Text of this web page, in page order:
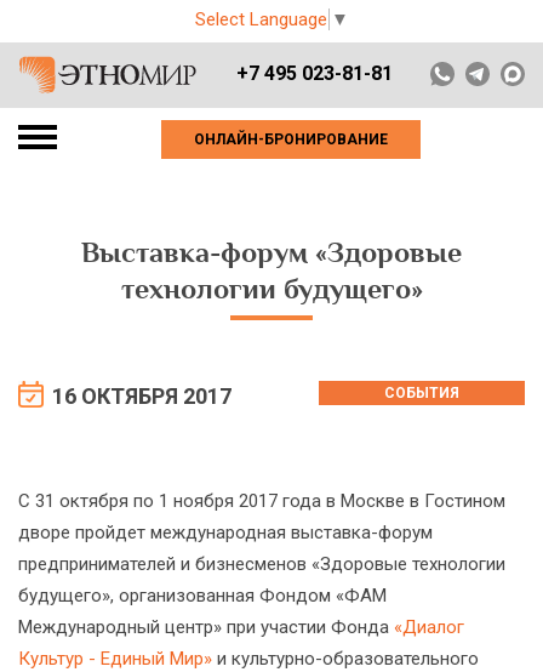
Select Language ▼
+7 495 023-81-81
ОНЛАЙН-БРОНИРОВАНИЕ
Выставка-форум «Здоровые
технологии будущего»
16 ОКТЯБРЯ 2017 СОБЫТИЯ
С 31 октября по 1 ноября 2017 года в Москве в Гостином
дворе пройдет международная выставка-форум
предпринимателей и бизнесменов «Здоровые технологии
будущего», организованная Фондом «ФАМ
Международный центр» при участии Фонда «Диалог
Культур - Единый Мир» и культурно-образовательного